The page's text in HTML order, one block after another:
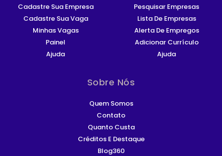
Cadastre Sua Empresa
Cadastre Sua Vaga
Minhas Vagas
Painel
Ajuda
Pesquisar Empresas
Lista De Empresas
Alerta De Empregos
Adicionar Currículo
Ajuda
Sobre Nós
Quem Somos
Contato
Quanto Custa
Créditos E Destaque
Blog360